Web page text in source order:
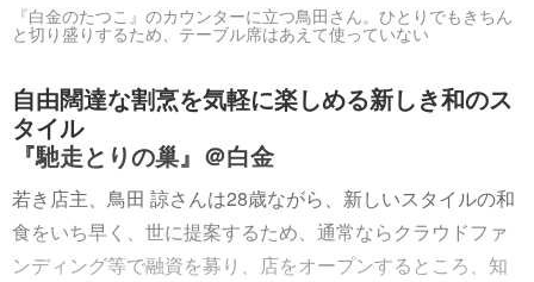
『白金のたつこ』のカウンターに立つ鳥田さん。ひとりでもきちん
と切り盛りするため、テーブル席はあえて使っていない
自由闊達な割烹を気軽に楽しめる新しき和のス
タイル
『馳走とりの巢』＠白金
若き店主、鳥田 諒さんは28歳ながら、新しいスタイルの和
食をいち早く、世に提案するため、通常ならクラウドファ
ンディング等で融資を募り、店をオープンするところ、知